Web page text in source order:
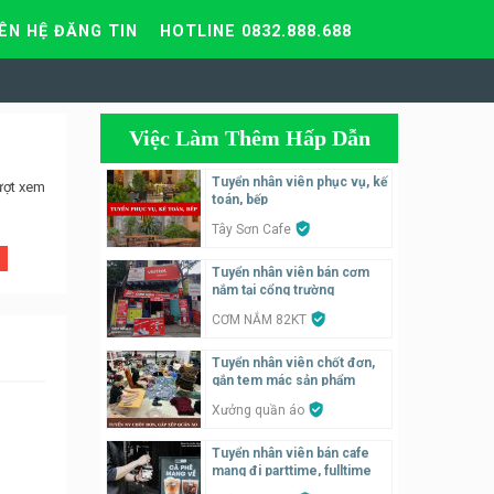
HỆ ĐĂNG TIN HOTLINE 0832.888.688
xem
Việc Làm Thêm Hấp Dẫn
Tuyển nhân viên phục vụ, kế
toán, bếp
Tây Sơn Cafe
Tuyển nhân viên bán cơm
nắm tại cổng trường
CƠM NẮM 82KT
Tuyển nhân viên chốt đơn,
gắn tem mác sản phẩm
Xưởng quần áo
Tuyển nhân viên bán cafe
mang đi parttime, fulltime